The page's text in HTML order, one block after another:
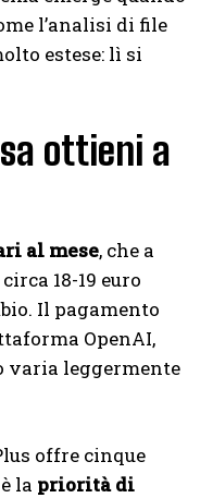
l’analisi di file
estese: lì si
ottieni a
al mese, che a
18-19 euro
Il pagamento
OpenAI,
varia leggermente
offre cinque
la priorità di